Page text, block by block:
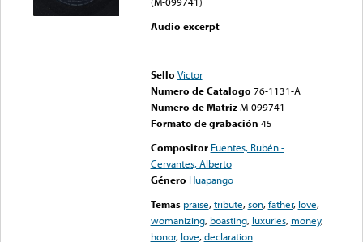
Audio excerpt
Sello Victor
Numero de Catalogo 76-1131-A
Numero de Matriz M-099741
Formato de grabación 45
Compositor Fuentes, Rubén -
Cervantes, Alberto
Género Huapango
Temas praise,tribute,son,father, love,
womanizing, boasting, luxuries, money,
honor, love,declaration